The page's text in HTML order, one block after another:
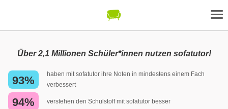
Über 2,1 Millionen Schüler*innen nutzen sofatutor!
93%
haben mit sofatutor ihre Noten in mindestens einem Fach
verbessert
94% verstehen den Schulstoff mit sofatutor besser